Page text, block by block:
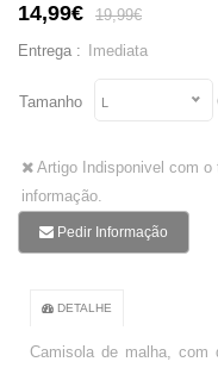
14,99€
19,99€
Entrega :
Imediata
Tamanho
Artigo Indisponivel com o
informação.
Pedir Informação
DETALHE
Camisola de malha, com